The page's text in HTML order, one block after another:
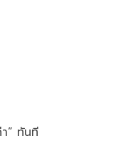
” ทันที